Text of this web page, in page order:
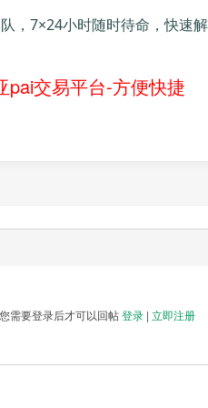
，7×24小时随时待命，快速
pai交易平台-方便快捷
您需要登录后才可以回帖登录 | 立即注册